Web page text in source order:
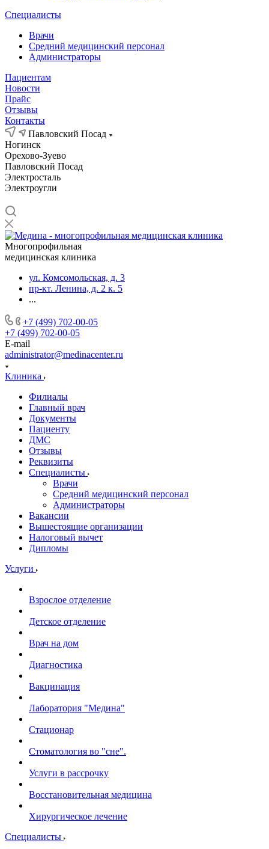
Специалисты
Врачи
Средний медицинский персонал
Администраторы
Пациентам
Новости
Прайс
Отзывы
Контакты
Павловский Посад
Ногинск
Орехово-Зуево
Павловский Посад
Электросталь
Электроугли
Многопрофильная
медицинская клиника
ул. Комсомольская, д. 3
пр-кт. Ленина, д. 2 к. 5
...
+7 (499) 702-00-05
+7 (499) 702-00-05
E-mail
administrator@medinacenter.ru
Клиника
Филиалы
Главный врач
Документы
Пациенту
ДМС
Отзывы
Реквизиты
Специалисты
Врачи
Средний медицинский персонал
Администраторы
Вакансии
Вышестоящие организации
Налоговый вычет
Дипломы
Услуги
Взрослое отделение
Детское отделение
Врач на дом
Диагностика
Вакцинация
Лаборатория "Медина"
Стационар
Стоматология во "сне".
Услуги в рассрочку
Восстановительная медицина
Хирургическое лечение
Специалисты